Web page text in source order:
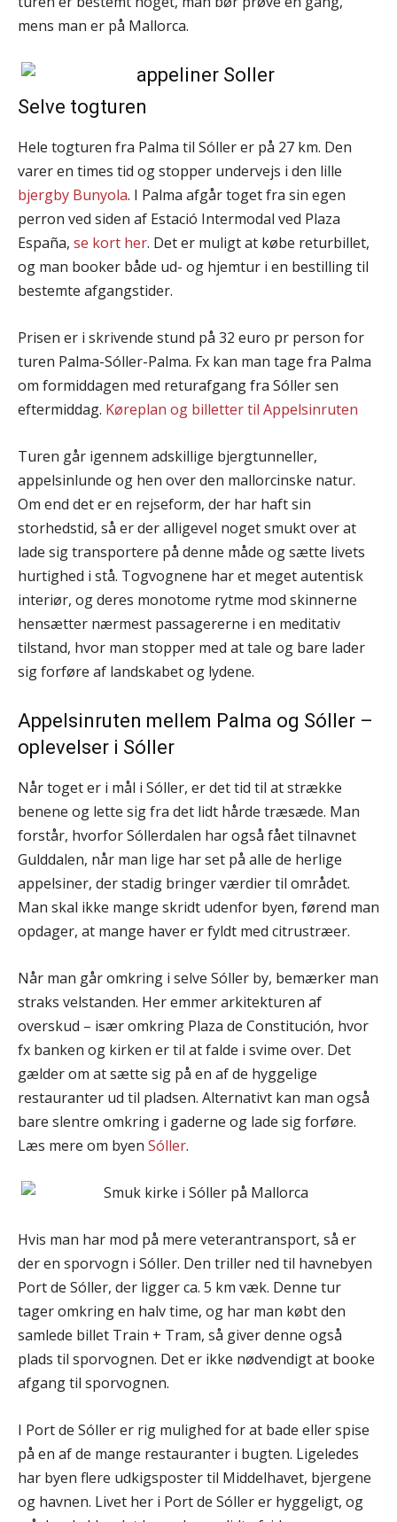
mens man er på Mallorca.
Selve togturen
Hele togturen fra Palma til Sóller er på 27 km. Den
varer en times tid og stopper undervejs i den lille
bjergby Bunyola. I Palma afgår toget fra sin egen
perron ved siden af Estació Intermodal ved Plaza
España, se kort her. Det er muligt at købe returbillet,
og man booker både ud- og hjemtur i en bestilling til
bestemte afgangstider.
Prisen er i skrivende stund på 32 euro pr person for
turen Palma-Sóller-Palma. Fx kan man tage fra Palma
om formiddagen med returafgang fra Sóller sen
eftermiddag. Køreplan og billetter til Appelsinruten
Turen går igennem adskillige bjergtunneller,
appelsinlunde og hen over den mallorcinske natur.
Om end det er en rejseform, der har haft sin
storhedstid, så er der alligevel noget smukt over at
lade sig transportere på denne måde og sætte livets
hurtighed i stå. Togvognene har et meget autentisk
interiør, og deres monotome rytme mod skinnerne
hensætter nærmest passagererne i en meditativ
tilstand, hvor man stopper med at tale og bare lader
sig forføre af landskabet og lydene.
Appelsinruten mellem Palma og Sóller –
oplevelser i Sóller
Når toget er i mål i Sóller, er det tid til at strække
benene og lette sig fra det lidt hårde træsæde. Man
forstår, hvorfor Sóllerdalen har også fået tilnavnet
Gulddalen, når man lige har set på alle de herlige
appelsiner, der stadig bringer værdier til området.
Man skal ikke mange skridt udenfor byen, førend man
opdager, at mange haver er fyldt med citrustræer.
Når man går omkring i selve Sóller by, bemærker man
straks velstanden. Her emmer arkitekturen af
overskud – især omkring Plaza de Constitución, hvor
fx banken og kirken er til at falde i svime over. Det
gælder om at sætte sig på en af de hyggelige
restauranter ud til pladsen. Alternativt kan man også
bare slentre omkring i gaderne og lade sig forføre.
Læs mere om byen Sóller.
Hvis man har mod på mere veterantransport, så er
der en sporvogn i Sóller. Den triller ned til havnebyen
Port de Sóller, der ligger ca. 5 km væk. Denne tur
tager omkring en halv time, og har man købt den
samlede billet Train + Tram, så giver denne også
plads til sporvognen. Det er ikke nødvendigt at booke
afgang til sporvognen.
I Port de Sóller er rig mulighed for at bade eller spise
på en af de mange restauranter i bugten. Ligeledes
har byen flere udkigsposter til Middelhavet, bjergene
og havnen. Livet her i Port de Sóller er hyggeligt, og